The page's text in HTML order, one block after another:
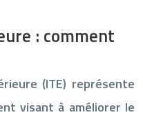
: comment
(ITE) représente
visant à améliorer le